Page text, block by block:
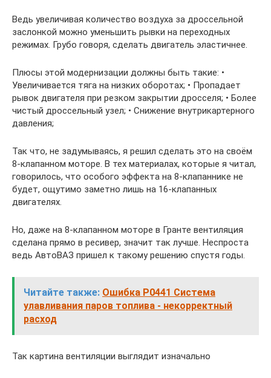
Ведь увеличивая количество воздуха за дроссельной
заслонкой можно уменьшить рывки на переходных
режимах. Грубо говоря, сделать двигатель эластичнее.
Плюсы этой модернизации должны быть такие: •
Увеличивается тяга на низких оборотах; • Пропадает
рывок двигателя при резком закрытии дросселя; • Более
чистый дроссельный узел; • Снижение внутрикартерного
давления;
Так что, не задумываясь, я решил сделать это на своём
8-клапанном моторе. В тех материалах, которые я читал,
говорилось, что особого эффекта на 8-клапаннике не
будет, ощутимо заметно лишь на 16-клапанных
двигателях.
Но, даже на 8-клапанном моторе в Гранте вентиляция
сделана прямо в ресивер, значит так лучше. Неспроста
ведь АвтоВАЗ пришел к такому решению спустя годы.
Читайте также: Ошибка P0441 Система
улавливания паров топлива - некорректный
расход
Так картина вентиляции выглядит изначально